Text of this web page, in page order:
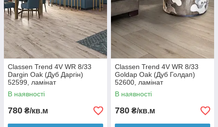
Classen Trend 4V WR 8/33
Dargin Oak (Дуб Даргін)
52599, ламінат
В наявності
780 ₴/кв.м
Classen Trend 4V WR 8/33
Goldap Oak (Дуб Голдап)
52600, ламінат
В наявності
780 ₴/кв.м